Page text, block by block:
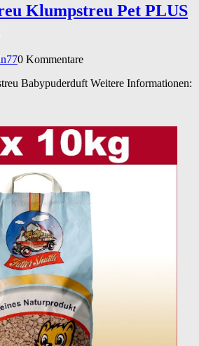
Klumpstreu Pet PLUS
0 Kommentare
Babypuderduft Weitere Informationen: